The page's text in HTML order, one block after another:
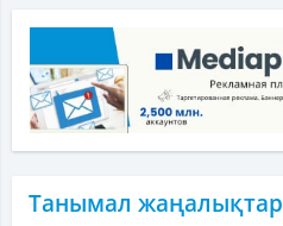
Танымал жаңалықтар